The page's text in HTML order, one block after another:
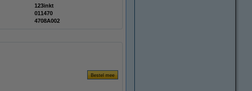
123inkt
011470
4708A002